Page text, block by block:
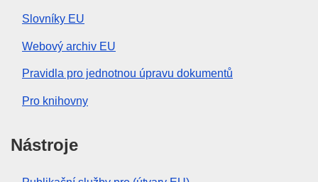
Slovníky EU
Webový archiv EU
Pravidla pro jednotnou úpravu dokumentů
Pro knihovny
Nástroje